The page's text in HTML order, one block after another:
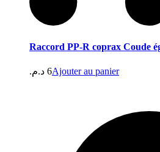
Raccord PP-R coprax Coude
6 د.م. Ajouter au panier